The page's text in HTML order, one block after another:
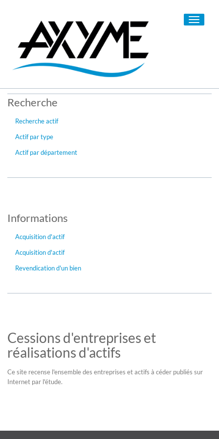
Toggle
Recherche
Recherche actif
Actif par type
Actif par département
Informations
Acquisition d'actif
Acquisition d'actif
Revendication d'un bien
Cessions d'entreprises et
réalisations d'actifs
Ce site recense l'ensemble des entreprises et actifs à céder publiés sur
Internet par l'étude.